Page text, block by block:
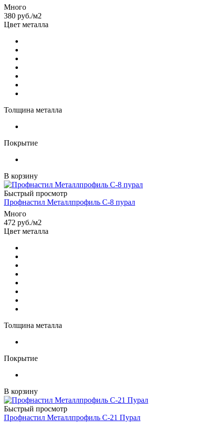
Много
380 руб./м2
Цвет металла
Толщина металла
Покрытие
В корзину
Быстрый просмотр
Профнастил Металлпрофиль С-8 пурал
Много
472 руб./м2
Цвет металла
Толщина металла
Покрытие
В корзину
Быстрый просмотр
Профнастил Металлпрофиль С-21 Пурал